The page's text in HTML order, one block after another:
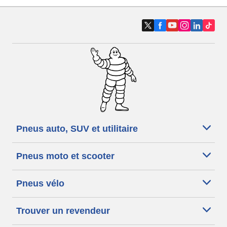
Pneus auto, SUV et utilitaire
Pneus moto et scooter
Pneus vélo
Trouver un revendeur